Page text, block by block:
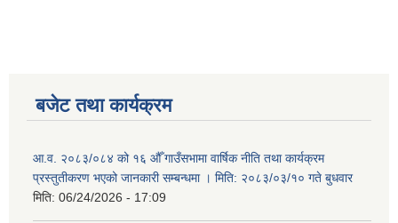
बजेट तथा कार्यक्रम
आ.व. २०८३/०८४ को १६ औँ गाउँसभामा वार्षिक नीति तथा कार्यक्रम
प्रस्तुतीकरण भएको जानकारी सम्बन्धमा । मिति: २०८३/०३/१० गते बुधवार
मिति: 06/24/2026 - 17:09